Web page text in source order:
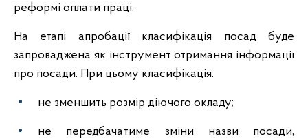
реформі оплати праці.
На етапі апробації класифікація посад буде
запроваджена як інструмент отримання інформації
про посади. При цьому класифікація:
не зменшить розмір діючого окладу;
не передбачатиме зміни назви посади,